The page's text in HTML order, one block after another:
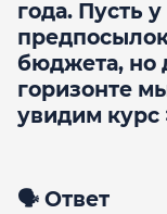
года. Пусть
бюджета, но
горизонте
увидим курс
🗣 Ответ